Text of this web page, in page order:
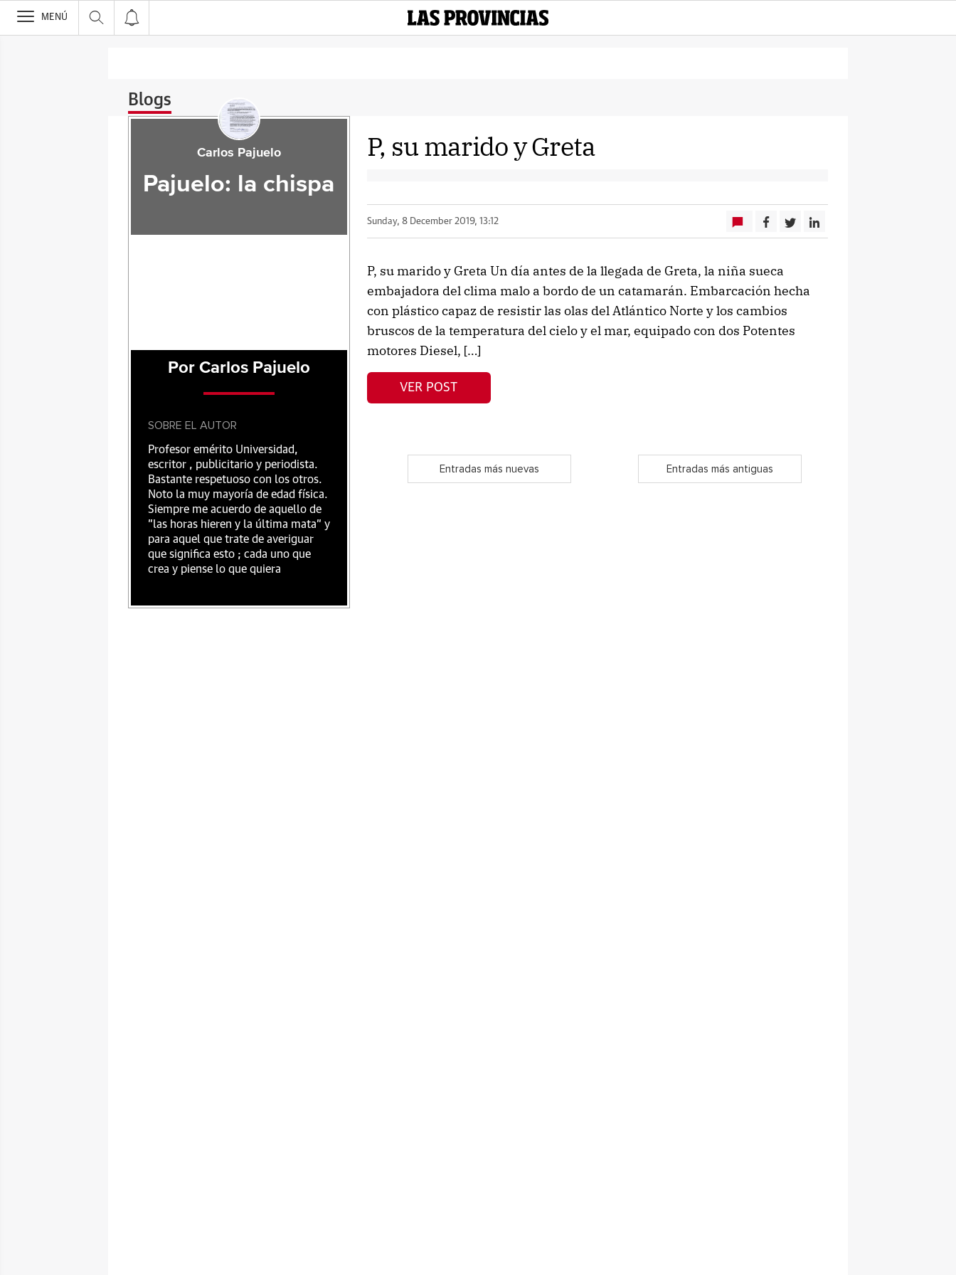
>
MENÚ
Blogs
P, su marido y Greta
Sunday, 8 December 2019, 13:12
P, su marido y Greta Un día antes de la llegada de Greta, la niña sueca
embajadora del clima malo a bordo de un catamarán. Embarcación hecha
con plástico capaz de resistir las olas del Atlántico Norte y los cambios
bruscos de la temperatura del cielo y el mar, equipado con dos Potentes
motores Diesel, […]
VER POST
Entradas más nuevas Entradas más antiguas
Carlos Pajuelo
Pajuelo: la chispa
Por Carlos Pajuelo
SOBRE EL AUTOR
Profesor emérito Universidad,
escritor , publicitario y periodista.
Bastante respetuoso con los otros.
Noto la muy mayoría de edad física.
Siempre me acuerdo de aquello de
"las horas hieren y la última mata" y
para aquel que trate de averiguar
que significa esto ; cada uno que
crea y piense lo que quiera